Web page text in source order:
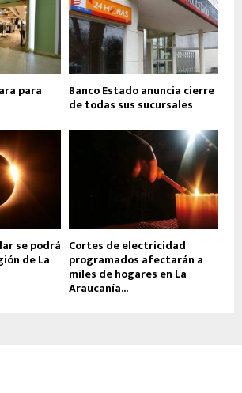
para Banco Estado anuncia cierre
de todas sus sucursales
se podrá
de La
Cortes de electricidad
programados afectarán a
miles de hogares en La
Araucanía...